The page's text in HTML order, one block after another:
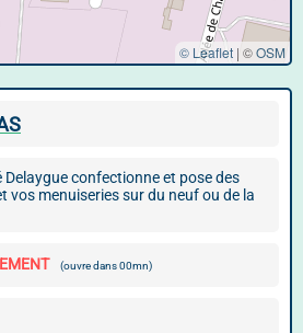
© Leaflet | ©OSM
Delaygue confectionne et pose des
vos menuiseries sur du neuf ou de la
(ouvre dans 00mn)